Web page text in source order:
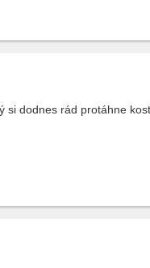
si dodnes rád protáhne